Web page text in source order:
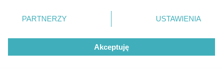
zmienić/wycofać klikając przycisk ustawień prywatności
znajdujący się w lewym dolnym rogu strony
rodzaje przetwarzania danych nie wymagają zgody
użytkownika, ale masz prawo sprzeciwić się takiemu
przetwarzaniu. Preferencje będą miały zastosowania tylko
PARTNERZY USTAWIENIA
Akceptuję